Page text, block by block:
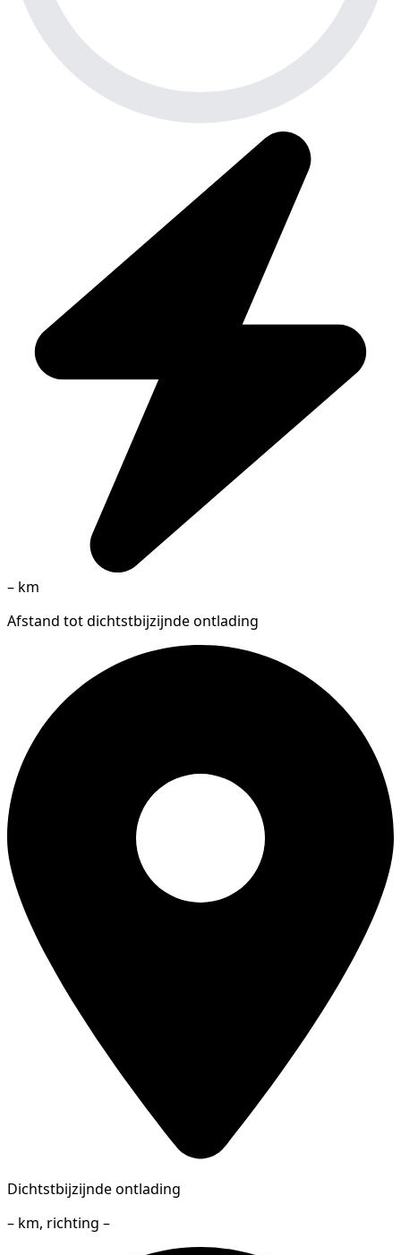
– km
Afstand tot dichtstbijzijnde ontlading
Dichtstbijzijnde ontlading
– km, richting –